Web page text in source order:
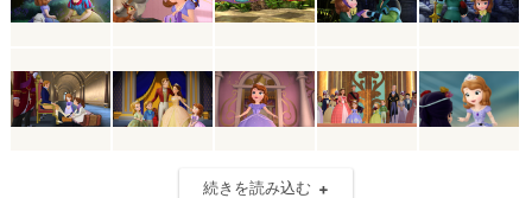
続きを読み込む